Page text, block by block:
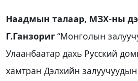
Наадмын талаар, МЗХ-ны
Г.Ганзориг “Монголын
Улаанбаатар дахь Русский
хамтран Дэлхийн